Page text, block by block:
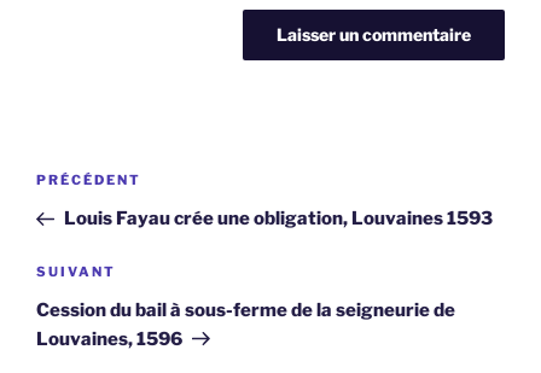
Navigation
l’article
Article
précédent
PRÉCÉDENT
Louis Fayau crée une obligation, Louvaines 1593
Article
suivant
SUIVANT
Cession du bail à sous-ferme de la seigneurie de
Louvaines, 1596